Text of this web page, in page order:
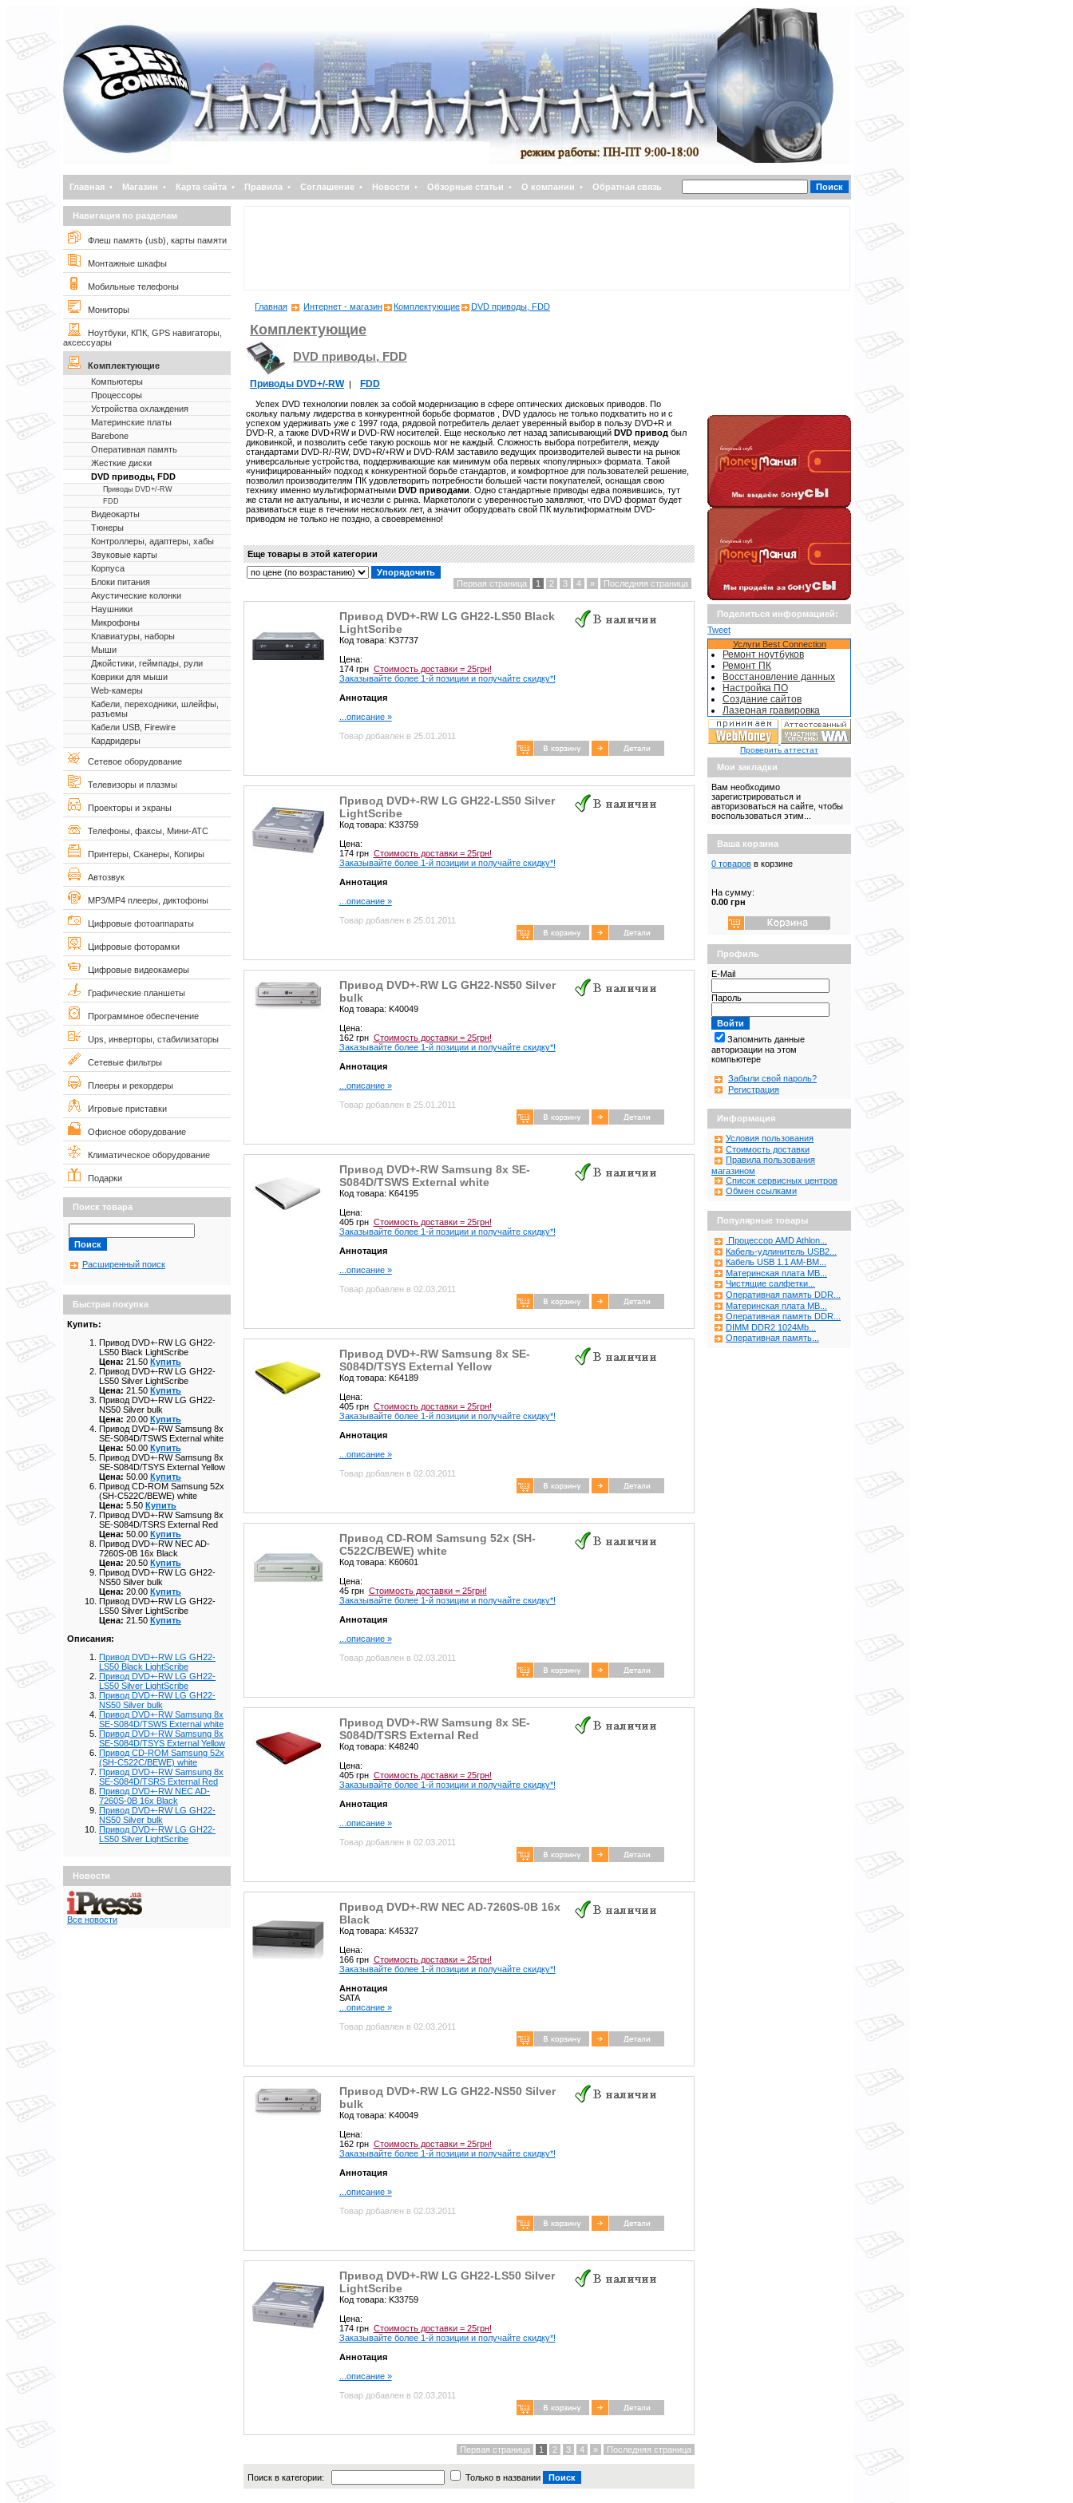
Главная • Магазин • Карта сайта • Правила • Соглашение • Новости • Обзорные статьи • О компании • Обратная связь
Навигация по разделам
Флеш память (usb), карты памяти
Монтажные шкафы
Мобильные телефоны
Мониторы
Ноутбуки, КПК, GPS навигаторы,
аксессуары
Комплектующие
Компьютеры
Процессоры
Устройства охлаждения
Материнские платы
Barebone
Оперативная память
Жесткие диски
DVD приводы, FDD
Приводы DVD+/-RW
FDD
Видеокарты
Тюнеры
Контроллеры, адаптеры, хабы
Звуковые карты
Корпуса
Блоки питания
Акустические колонки
Наушники
Микрофоны
Клавиатуры, наборы
Мыши
Джойстики, геймпады, рули
Коврики для мыши
Web-камеры
Кабели, переходники, шлейфы,
разъемы
Кабели USB, Firewire
Кардридеры
Сетевое оборудование
Телевизоры и плазмы
Проекторы и экраны
Телефоны, факсы, Мини-АТС
Принтеры, Сканеры, Копиры
Автозвук
MP3/MP4 плееры, диктофоны
Цифровые фотоаппараты
Цифровые фоторамки
Цифровые видеокамеры
Графические планшеты
Программное обеспечение
Ups, инверторы, стабилизаторы
Сетевые фильтры
Плееры и рекордеры
Игровые приставки
Офисное оборудование
Климатическое оборудование
Подарки
Поиск товара
Расширенный поиск
Быстрая покупка
Купить:
Привод DVD+-RW LG GH22-
LS50 Black LightScribe
Цена: 21.50 Купить
Привод DVD+-RW LG GH22-
LS50 Silver LightScribe
Цена: 21.50 Купить
Привод DVD+-RW LG GH22-
NS50 Silver bulk
Цена: 20.00 Купить
Привод DVD+-RW Samsung 8x
SE-S084D/TSWS External white
Цена: 50.00 Купить
Привод DVD+-RW Samsung 8x
SE-S084D/TSYS External Yellow
Цена: 50.00 Купить
Привод CD-ROM Samsung 52x
(SH-C522C/BEWE) white
Цена: 5.50 Купить
Привод DVD+-RW Samsung 8x
SE-S084D/TSRS External Red
Цена: 50.00 Купить
Привод DVD+-RW NEC AD-
7260S-0B 16x Black
Цена: 20.50 Купить
Привод DVD+-RW LG GH22-
NS50 Silver bulk
Цена: 20.00 Купить
Привод DVD+-RW LG GH22-
LS50 Silver LightScribe
Цена: 21.50 Купить
Описания:
Привод DVD+-RW LG GH22-
LS50 Black LightScribe
Привод DVD+-RW LG GH22-
LS50 Silver LightScribe
Привод DVD+-RW LG GH22-
NS50 Silver bulk
Привод DVD+-RW Samsung 8x
SE-S084D/TSWS External white
Привод DVD+-RW Samsung 8x
SE-S084D/TSYS External Yellow
Привод CD-ROM Samsung 52x
(SH-C522C/BEWE) white
Привод DVD+-RW Samsung 8x
SE-S084D/TSRS External Red
Привод DVD+-RW NEC AD-
7260S-0B 16x Black
Привод DVD+-RW LG GH22-
NS50 Silver bulk
Привод DVD+-RW LG GH22-
LS50 Silver LightScribe
Новости
Все новости
Главная Интернет - магазин Комплектующие DVD приводы, FDD
Комплектующие
DVD приводы, FDD
Приводы DVD+/-RW| FDD
Успех DVD технологии повлек за собой модернизацию в сфере оптических дисковых приводов. По
скольку пальму лидерства в конкурентной борьбе форматов , DVD удалось не только подхватить но и с
успехом удерживать уже с 1997 года, рядовой потребитель делает уверенный выбор в пользу DVD+R и
DVD-R, а также DVD+RW и DVD-RW носителей. Еще несколько лет назад записывающий DVD привод был
диковинкой, и позволить себе такую роскошь мог не каждый. Сложность выбора потребителя, между
стандартами DVD-R/-RW, DVD+R/+RW и DVD-RAM заставило ведущих производителей вывести на рынок
универсальные устройства, поддерживающие как минимум оба первых «популярных» формата. Такой
«унифицированный» подход к конкурентной борьбе стандартов, и комфортное для пользователей решение,
позволил производителям ПК удовлетворить потребности большей части покупателей, оснащая свою
технику именно мультиформатными DVD приводами . Одно стандартные приводы едва появившись, тут
же стали не актуальны, и исчезли с рынка. Маркетологи с уверенностью заявляют, что DVD формат будет
развиваться еще в течении нескольких лет, а значит оборудовать свой ПК мультиформатным DVD-
приводом не только не поздно, а своевременно!
Еще товары в этой категории
Первая страница 1 2 3 4 » Последняя страница
Привод DVD+-RW LG GH22-LS50 Black
LightScribe
Код товара: K37737
Цена:
174 грн Стоимость доставки = 25грн!
Заказывайте более 1-й позиции и получайте скидку*!
Аннотация
...описание »
Товар добавлен в 25.01.2011
Привод DVD+-RW LG GH22-LS50 Silver
LightScribe
Код товара: K33759
Цена:
174 грн Стоимость доставки = 25грн!
Заказывайте более 1-й позиции и получайте скидку*!
Аннотация
...описание »
Товар добавлен в 25.01.2011
Привод DVD+-RW LG GH22-NS50 Silver
bulk
Код товара: K40049
Цена:
162 грн Стоимость доставки = 25грн!
Заказывайте более 1-й позиции и получайте скидку*!
Аннотация
...описание »
Товар добавлен в 25.01.2011
Привод DVD+-RW Samsung 8x SE-
S084D/TSWS External white
Код товара: K64195
Цена:
405 грн Стоимость доставки = 25грн!
Заказывайте более 1-й позиции и получайте скидку*!
Аннотация
...описание »
Товар добавлен в 02.03.2011
Привод DVD+-RW Samsung 8x SE-
S084D/TSYS External Yellow
Код товара: K64189
Цена:
405 грн Стоимость доставки = 25грн!
Заказывайте более 1-й позиции и получайте скидку*!
Аннотация
...описание »
Товар добавлен в 02.03.2011
Привод CD-ROM Samsung 52x (SH-
C522C/BEWE) white
Код товара: K60601
Цена:
45 грн Стоимость доставки = 25грн!
Заказывайте более 1-й позиции и получайте скидку*!
Аннотация
...описание »
Товар добавлен в 02.03.2011
Привод DVD+-RW Samsung 8x SE-
S084D/TSRS External Red
Код товара: K48240
Цена:
405 грн Стоимость доставки = 25грн!
Заказывайте более 1-й позиции и получайте скидку*!
Аннотация
...описание »
Товар добавлен в 02.03.2011
Привод DVD+-RW NEC AD-7260S-0B 16x
Black
Код товара: K45327
Цена:
166 грн Стоимость доставки = 25грн!
Заказывайте более 1-й позиции и получайте скидку*!
Аннотация
SATA
...описание »
Товар добавлен в 02.03.2011
Привод DVD+-RW LG GH22-NS50 Silver
bulk
Код товара: K40049
Цена:
162 грн Стоимость доставки = 25грн!
Заказывайте более 1-й позиции и получайте скидку*!
Аннотация
...описание »
Товар добавлен в 02.03.2011
Привод DVD+-RW LG GH22-LS50 Silver
LightScribe
Код товара: K33759
Цена:
174 грн Стоимость доставки = 25грн!
Заказывайте более 1-й позиции и получайте скидку*!
Аннотация
...описание »
Товар добавлен в 02.03.2011
Первая страница 1 2 3 4 » Последняя страница
Поиск в категории: Только в названии
Поделиться информацией:
Tweet
Услуги Best Connection
Ремонт ноутбуков
Ремонт ПК
Восстановление данных
Настройка ПО
Создание сайтов
Лазерная гравировка
Проверить аттестат
Мои закладки
Вам необходимо
зарегистрироваться и
авторизоваться на сайте, чтобы
воспользоваться этим...
Ваша корзина
0 товаров в корзине
На сумму:
0.00 грн
Профиль
E-Mail
Пароль
Запомнить данные
авторизации на этом
компьютере
Забыли свой пароль?
Регистрация
Информация
Условия пользования
Стоимость доставки
Правила пользования
магазином
Список сервисных центров
Обмен ссылками
Популярные товары
Процессор AMD Athlon...
Кабель-удлинитель USB2...
Кабель USB 1.1 AM-BM...
Материнская плата MB...
Чистящие салфетки...
Оперативная память DDR...
Материнская плата MB...
Оперативная память DDR...
DIMM DDR2 1024Mb...
Оперативная память...